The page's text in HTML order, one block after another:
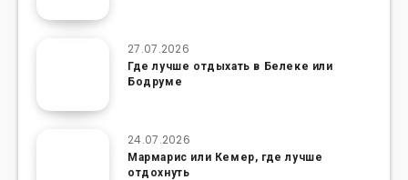
27.07.2026
Где лучше отдыхать в Белеке или
Бодруме
24.07.2026
Мармарис или Кемер, где лучше
отдохнуть